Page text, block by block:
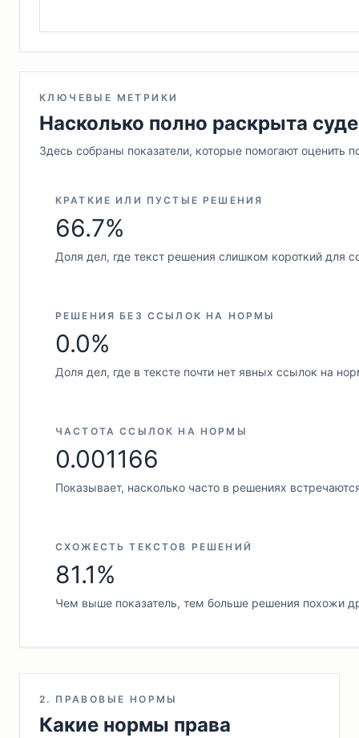
КЛЮЧЕВЫЕ МЕТРИКИ
Насколько полно раскрыта
Здесь собраны показатели, которые помогают оценить
КРАТКИЕ ИЛИ ПУСТЫЕ РЕШЕНИЯ
66.7%
Доля дел, где текст решения слишком короткий для
РЕШЕНИЯ БЕЗ ССЫЛОК НА НОРМЫ
0.0%
Доля дел, где в тексте почти нет явных ссылок на
ЧАСТОТА ССЫЛОК НА НОРМЫ
0.001166
Показывает, насколько часто в решениях
СХОЖЕСТЬ ТЕКСТОВ РЕШЕНИЙ
81.1%
Чем выше показатель, тем больше решения похожи
2. ПРАВОВЫЕ НОРМЫ
Какие нормы права